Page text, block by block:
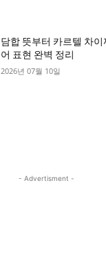
담합 뜻부터 카르텔 차
어 표현 완벽 정리
2026년 07월 10일
- Advertisment -